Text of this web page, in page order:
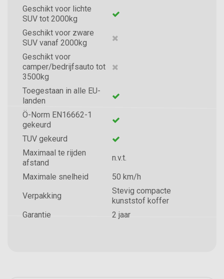
Geschikt voor lichte
SUV tot 2000kg
Geschikt voor zware
SUV vanaf 2000kg
Geschikt voor
camper/bedrijfsauto tot
3500kg
Toegestaan in alle EU-
landen
Ö-Norm EN16662-1
gekeurd
TUV gekeurd
Maximaal te rijden
afstand
n.v.t.
Maximale snelheid
50 km/h
Verpakking
Stevig compacte
kunststof koffer
Garantie
2 jaar